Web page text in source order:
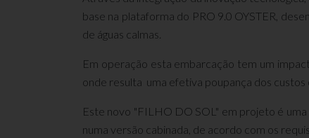
base na plataforma do PRO 9.0 OYSTER,
de águas calmas.
Em operação esta embarcação tem um
onde resulta uma efetiva poupança dos custos
Este novo "FILHO DO SOL" em projeto é
numa versão cabinada, de acordo com os